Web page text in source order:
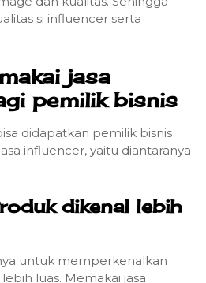
si influencer serta
jasa
pemilik bisnis
didapatkan pemilik bisnis
influencer, yaitu diantaranya
dikenal lebih
untuk memperkenalkan
luas. Memakai jasa